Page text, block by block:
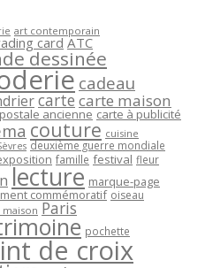
art contemporain
card ATC
dessinée
cadeau
cartecarte maison
ancienne carte à publicité
couture cuisine
deuxième guerre mondiale
famille festival fleur
lecture marque-page
commémoratif oiseau
maison Paris
pochette
de croix